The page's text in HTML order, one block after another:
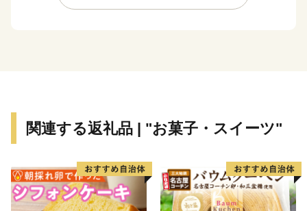
んでいます。
った調べ学習の推進や学級担任とは別にサポート教員を
手厚く配置。
その他にも、自然体験活動など特色ある教育に取り組ん
関連する返礼品 | "お菓子・スイーツ"